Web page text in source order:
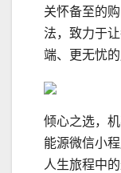
关怀备至的
法，致力于
端、更无忧的
倾心之选，
能源微信小
人生旅程中